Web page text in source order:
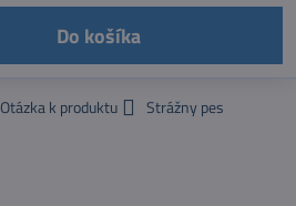
Do košíka
Otázka k produktu
Strážny pes